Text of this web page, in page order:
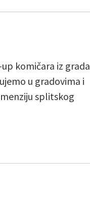
komičara iz grada
u gradovima i
splitskog